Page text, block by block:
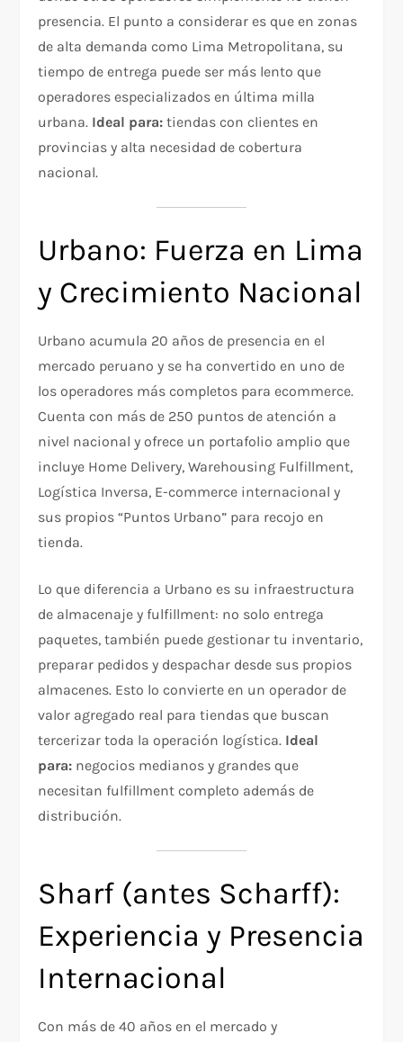
presencia. El punto a considerar es que en zonas
de alta demanda como Lima Metropolitana, su
tiempo de entrega puede ser más lento que
operadores especializados en última milla
urbana. Ideal para: tiendas con clientes en
provincias y alta necesidad de cobertura
nacional.
Urbano: Fuerza en Lima
y Crecimiento Nacional
Urbano acumula 20 años de presencia en el
mercado peruano y se ha convertido en uno de
los operadores más completos para ecommerce.
Cuenta con más de 250 puntos de atención a
nivel nacional y ofrece un portafolio amplio que
incluye Home Delivery, Warehousing Fulfillment,
Logística Inversa, E-commerce internacional y
sus propios “Puntos Urbano” para recojo en
tienda.
Lo que diferencia a Urbano es su infraestructura
de almacenaje y fulfillment: no solo entrega
paquetes, también puede gestionar tu inventario,
preparar pedidos y despachar desde sus propios
almacenes. Esto lo convierte en un operador de
valor agregado real para tiendas que buscan
tercerizar toda la operación logística. Ideal
para: negocios medianos y grandes que
necesitan fulfillment completo además de
distribución.
Sharf (antes Scharff):
Experiencia y Presencia
Internacional
Con más de 40 años en el mercado y